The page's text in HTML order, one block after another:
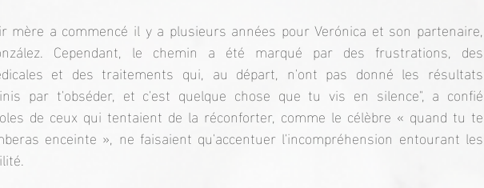
mère a commencé il y a plusieurs années pour Verónica et son partenaire,
Cependant, le chemin a été marqué par des frustrations, des
et des traitements qui, au départ, n'ont pas donné les résultats
par t'obséder, et c'est quelque chose que tu vis en silence", a confié
de ceux qui tentaient de la réconforter, comme le célèbre « quand tu te
enceinte », ne faisaient qu'accentuer l'incompréhension entourant les